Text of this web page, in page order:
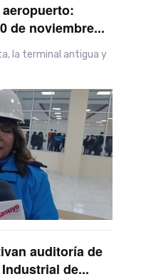
de noviembre...
la terminal antigua y
auditoría de
de...